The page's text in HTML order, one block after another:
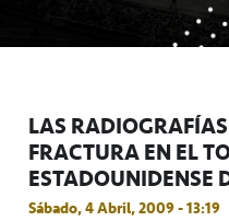
LAS
FRACTURA EN EL
ESTADOUNIDENSE
Sábado, 4 Abril, 2009 - 13:19